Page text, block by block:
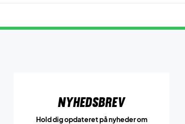
Nyhedsbrev
Hold dig opdateret på nyheder om